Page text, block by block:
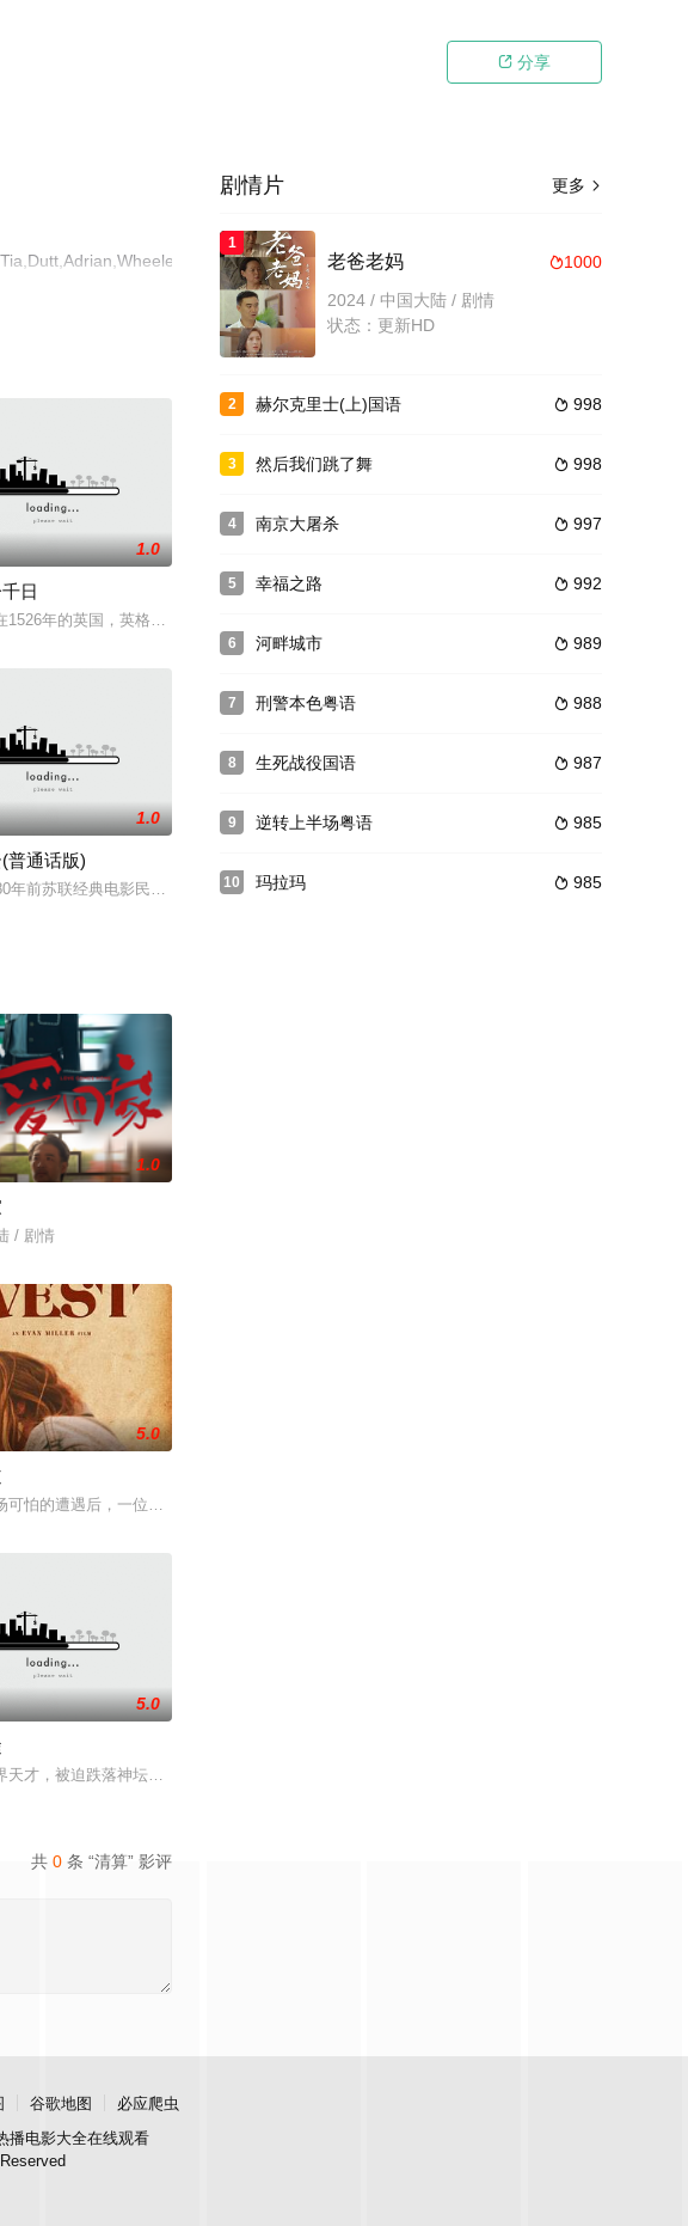
 分享
移步至豆瓣电影、电
位年过半百的小金人得主
色》）的电影受到了很多关注。这部影片的主题很新颖
1.0
日
1526年的英国，英格兰国王亨利八世（理查德·伯顿 Richard Burton 饰）厌倦了自
有控制意念、令人梦想成真的
，一个身手不凡的独行客，构成了探宝的铁三角。娘子军为了护宝而
1.0
普通话版)
年前苏联经典电影民航飞行员津琴科（弗拉基米尔·马什科夫 饰）和亚历山德拉（阿格涅·格鲁蒂特
，“娘娘索命”等一连串妖
毒品来云交易，火速成立“斩毒行动”专案组，借调警员安迪参
1.0
/ 剧情
士的一场颁奖典礼后，被一种突如其来的冲动驱使。回到布宜诺斯
5.0
可怕的遭遇后，一位小镇女子向疏远的哥哥借了钱，独自一人踏上穿越西德克萨斯州的旅程，寻求
心慈善楷模张彦杰老师的故事
难，组建乐队追求自己的音乐梦想，并走出了困住他的亲情隔阂，和
5.0
天才，被迫跌落神坛。被那微不足道的成就麻醉过后他该如何面对现实，能改变他的命运的是谁？
共 0 条 “清算” 影评
更多 
剧情片
1
1000
老爸老妈
2024 / 中国大陆 / 剧情
状态：更新HD
2  998
赫尔克里士(上)国语
3  998
然后我们跳了舞
4  997
南京大屠杀
5  992
幸福之路
6  989
河畔城市
7  988
刑警本色粤语
8  987
生死战役国语
9  985
逆转上半场粤语
10  985
玛拉玛
谷歌地图
必应爬虫
播电影大全在线观看